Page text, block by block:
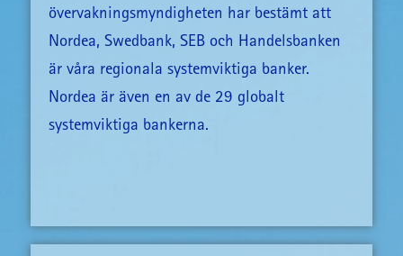
övervakningsmyndigheten har bestämt att
Nordea, Swedbank, SEB och Handelsbanken
är våra regionala systemviktiga banker.
Nordea är även en av de 29 globalt
systemviktiga bankerna.